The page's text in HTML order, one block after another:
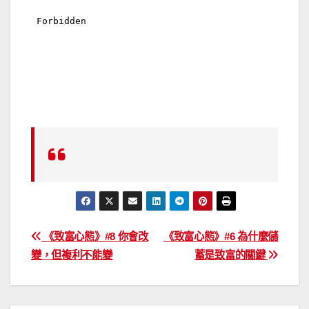
文
章
《致富心態》#6 為什麼儲
蓄是致富的關鍵
《致富心態》#8 你會改
變，但複利不能變